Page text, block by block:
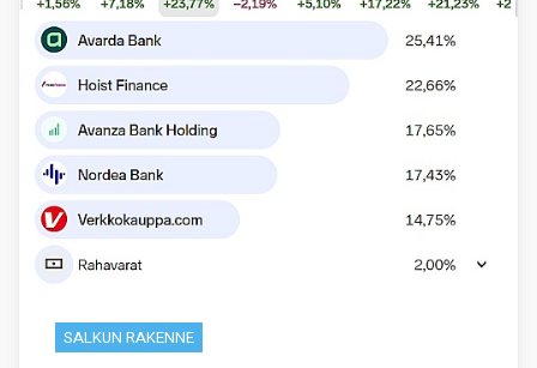
SALKUN RAKENNE